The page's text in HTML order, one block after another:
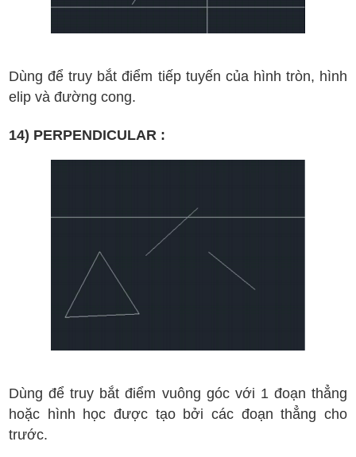
Dùngđể truy bắtđiểm tiếp tuyến của hình tròn, hình
elip vàđường cong.
14) PERPENDICULAR :
Dùngđể truy bắtđiểm vuông góc với 1 đoạn thẳng
hoặc hình họcđược tạo bởi các đoạn thẳng cho
trước.